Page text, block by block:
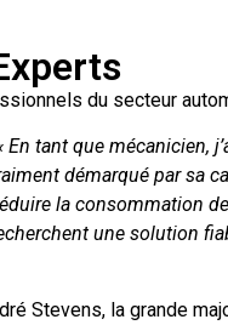
du secteur
En tant que mécanicien,
démarqué par sa
la consommation
une solution
Stevens, la grande